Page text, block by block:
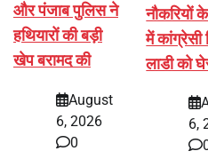
और पंजाब पुलिस ने
हथियारों की बड़ी
खेप बरामद की
August
6, 2026
0
नौकरियों
में कांग्रेसी
लाडी को
6,